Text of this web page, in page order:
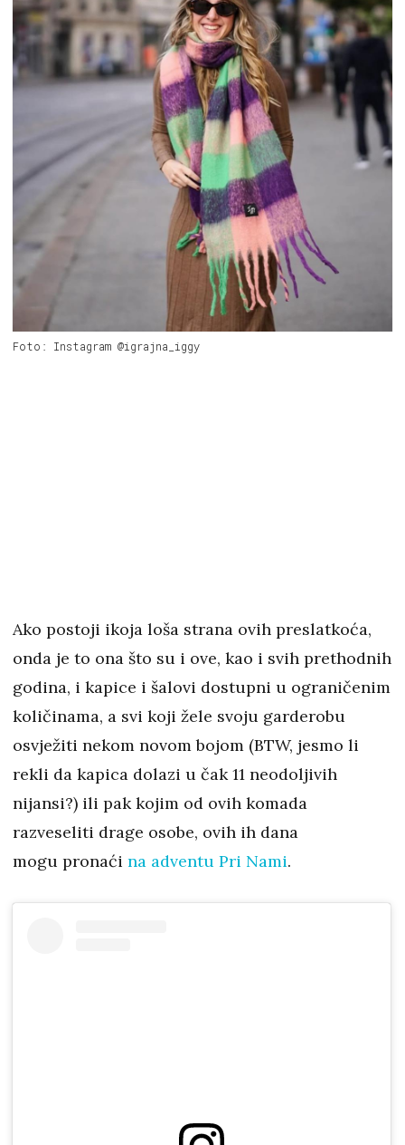
Foto: Instagram @igrajna_iggy
Ako postoji ikoja loša strana ovih preslatkoća,
onda je to ona što su i ove, kao i svih prethodnih
godina, i kapice i šalovi dostupni u ograničenim
količinama, a svi koji žele svoju garderobu
osvježiti nekom novom bojom (BTW, jesmo li
rekli da kapica dolazi u čak 11 neodoljivih
nijansi?) ili pak kojim od ovih komada
razveseliti drage osobe, ovih ih dana
mogu pronaći na adventu Pri Nami.